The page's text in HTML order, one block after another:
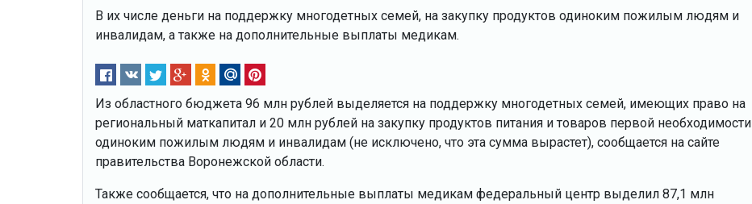
В их числе деньги на поддержку многодетных семей, на закупку продуктов одиноким пожилым людям и
инвалидам, а также на дополнительные выплаты медикам.
Из областного бюджета 96 млн рублей выделяется на поддержку многодетных семей, имеющих право на
региональный маткапитал и 20 млн рублей на закупку продуктов питания и товаров первой необходимости
одиноким пожилым людям и инвалидам (не исключено, что эта сумма вырастет), сообщается на сайте
правительства Воронежской области.
Также сообщается, что на дополнительные выплаты медикам федеральный центр выделил 87,1 млн